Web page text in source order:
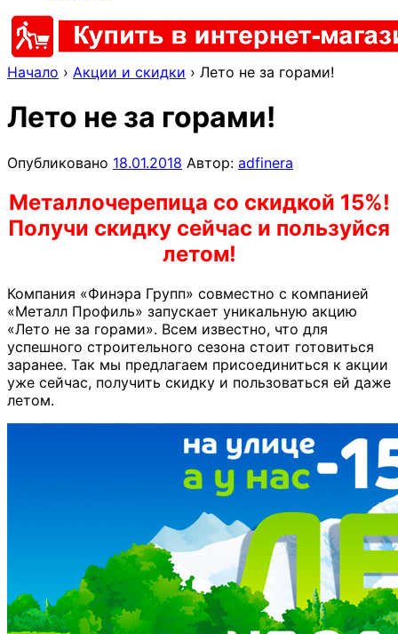
Начало › Акции и скидки › Лето не за горами!
Лето не за горами!
Опубликовано 18.01.2018 Автор: adfinera
Металлочерепица со скидкой 15%!
Получи скидку сейчас и пользуйся
летом!
Компания «Финэра Групп» совместно с компанией
«Металл Профиль» запускает уникальную акцию
«Лето не за горами». Всем известно, что для
успешного строительного сезона стоит готовиться
заранее. Так мы предлагаем присоединиться к акции
уже сейчас, получить скидку и пользоваться ей даже
летом.